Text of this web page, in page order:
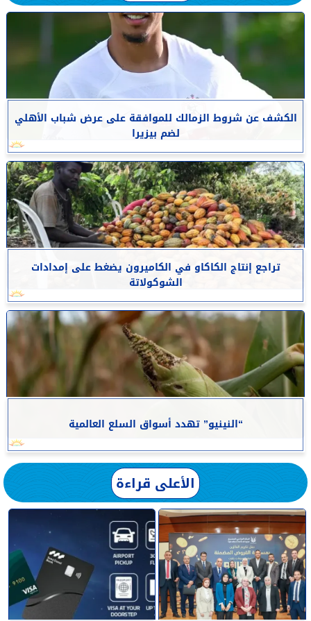
الكشف عن شروط الزمالك للموافقة على عرض شباب الأهلي
لضم بيزيرا
تراجع إنتاج الكاكاو في الكاميرون يضغط على إمدادات
الشوكولاتة
“النينيو” تهدد أسواق السلع العالمية
الأعلى قراءة